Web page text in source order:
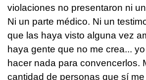
violaciones no presentaron ni
Ni un parte médico. Ni un
que las haya visto alguna vez
haya gente que no me crea...
hacer nada para convencerlos.
cantidad de personas que sí